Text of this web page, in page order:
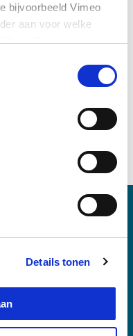
bijvoorbeeld Vimeo
aan voor welke
op ‘Selectie
cookies.
Meer over
Details tonen
Mijlpaal Ring Utrecht:
aanbestedingsdossier
doorstaat KAd toets